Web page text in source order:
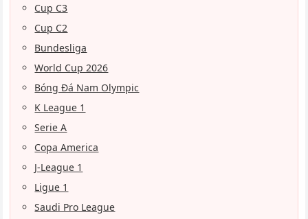
Cup C3
Cup C2
Bundesliga
World Cup 2026
Bóng Đá Nam Olympic
K League 1
Serie A
Copa America
J-League 1
Ligue 1
Saudi Pro League